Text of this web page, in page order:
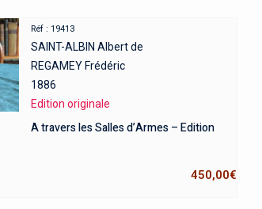
Réf : 19413
SAINT-ALBIN Albert de
REGAMEY Frédéric
1886
Edition originale
A travers les Salles d’Armes – Edition
450,00€